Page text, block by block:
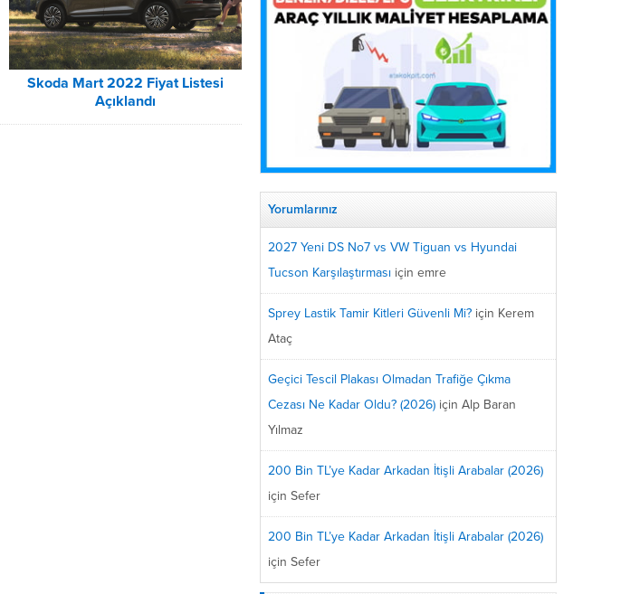
Skoda Mart 2022 Fiyat Listesi
Açıklandı
Yorumlarınız
2027 Yeni DS No7 vs VW Tiguan vs Hyundai
Tucson Karşılaştırması için emre
Sprey Lastik Tamir Kitleri Güvenli Mi? için Kerem
Ataç
Geçici Tescil Plakası Olmadan Trafiğe Çıkma
Cezası Ne Kadar Oldu? (2026) için Alp Baran
Yılmaz
200 Bin TL’ye Kadar Arkadan İtişli Arabalar (2026)
için Sefer
200 Bin TL’ye Kadar Arkadan İtişli Arabalar (2026)
için Sefer